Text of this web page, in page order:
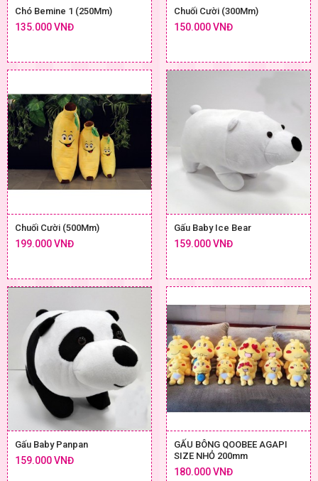
Chó Bemine 1 (250Mm)
135.000 VNĐ
Chuối Cười (300Mm)
150.000 VNĐ
Chuối Cười (500Mm)
199.000 VNĐ
Gấu Baby Ice Bear
159.000 VNĐ
Gấu Baby Panpan
159.000 VNĐ
GẤU BÔNG QOOBEE AGAPI
SIZE NHỎ 200mm
180.000 VNĐ